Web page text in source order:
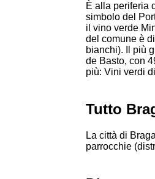
È alla periferia
simbolo del
il vino verde
del comune è
bianchi). Il più
de Basto, con
più: Vini verdi
Tutto
La città di
parrocchie